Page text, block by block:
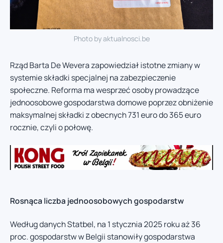
Photo by aktualnosci.be
Rząd Barta De Wevera zapowiedział istotne zmiany w
systemie składki specjalnej na zabezpieczenie
społeczne. Reforma ma wesprzeć osoby prowadzące
jednoosobowe gospodarstwa domowe poprzez obniżenie
maksymalnej składki z obecnych 731 euro do 365 euro
rocznie, czyli o połowę.
Rosnąca liczba jednoosobowych gospodarstw
Według danych Statbel, na 1 stycznia 2025 roku aż 36
proc. gospodarstw w Belgii stanowiły gospodarstwa